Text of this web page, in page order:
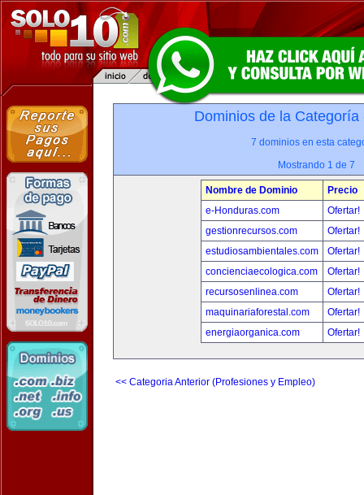
Dominios de la
7 dominios en esta
Mostrando 1 de 7
Nombre de Dominio
Precio
e-Honduras.com
Ofertar!
gestionrecursos.com
Ofertar!
estudiosambientales.com
Ofertar!
concienciaecologica.com
Ofertar!
recursosenlinea.com
Ofertar!
maquinariaforestal.com
Ofertar!
energiaorganica.com
Ofertar!
<< Categoria Anterior (Profesiones y Empleo)